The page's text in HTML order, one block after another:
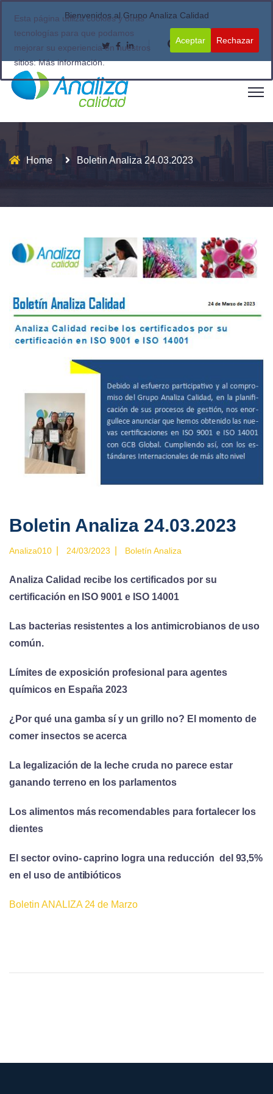
Bienvenidos al Grupo Analiza Calidad
Home Boletin Analiza 24.03.2023
Boletin Analiza 24.03.2023
Analiza010 24/03/2023 Boletín Analiza
Analiza Calidad recibe los certificados por su
certificación en ISO 9001 e ISO 14001
Las bacterias resistentes a los antimicrobianos de uso
común.
Límites de exposición profesional para agentes
químicos en España 2023
¿Por qué una gamba sí y un grillo no? El momento de
comer insectos se acerca
La legalización de la leche cruda no parece estar
ganando terreno en los parlamentos
Los alimentos más recomendables para fortalecer los
dientes
El sector ovino- caprino logra una reducción del 93,5%
en el uso de antibióticos
Boletin ANALIZA 24 de Marzo
Esta página utiliza cookies y otras
tecnologías para que podamos
mejorar su experiencia en nuestros
sitios:Más información.
Aceptar Rechazar